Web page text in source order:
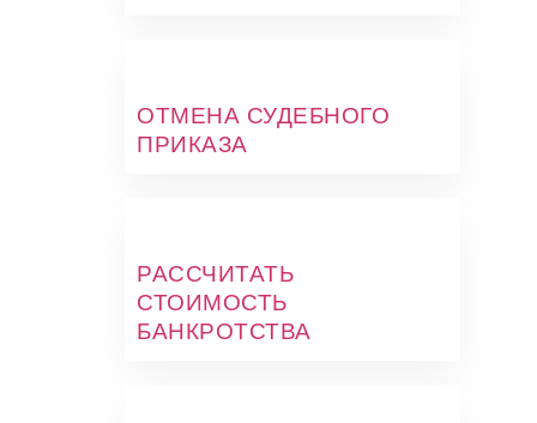
ОТМЕНА СУДЕБНОГО
ПРИКАЗА
РАССЧИТАТЬ
СТОИМОСТЬ
БАНКРОТСТВА